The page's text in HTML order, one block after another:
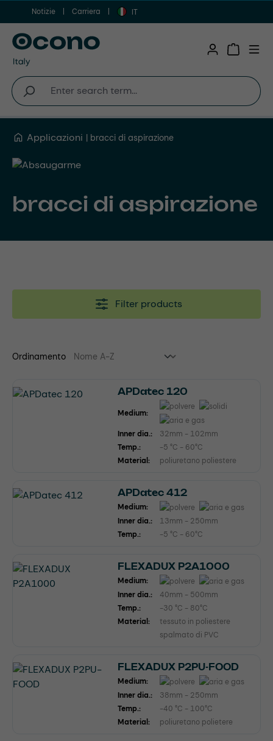
Vai al contenuto principale
Notizie Carriera IT
Applicazioni bracci di aspirazione
bracci di aspirazione
Filter products
Ordinamento
APDatec 120
Medium:
Inner dia.:
32mm - 102mm
Temp.:
-5 °C - 60°C
Material:
poliuretano poliestere
APDatec 412
Medium:
Inner dia.:
13mm - 250mm
Temp.:
-5 °C - 60°C
FLEXADUX P2A1000
Medium:
Inner dia.:
40mm - 500mm
Temp.:
-30 °C - 80°C
Material:
tessuto in poliestere
spalmato di PVC
FLEXADUX P2PU-FOOD
Medium:
Inner dia.:
38mm - 250mm
Temp.:
-40 °C - 100°C
Material:
poliuretano polietere